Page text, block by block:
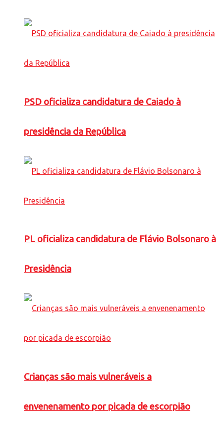
PSD oficializa candidatura de Caiado à
presidência da República
PL oficializa candidatura de Flávio Bolsonaro à
Presidência
Crianças são mais vulneráveis a
envenenamento por picada de escorpião